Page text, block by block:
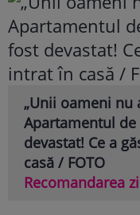
„Unii oameni nu
Apartamentul
devastat! Ce a
casă / FOTO
Recomandarea